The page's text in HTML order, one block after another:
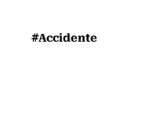
#Accidente